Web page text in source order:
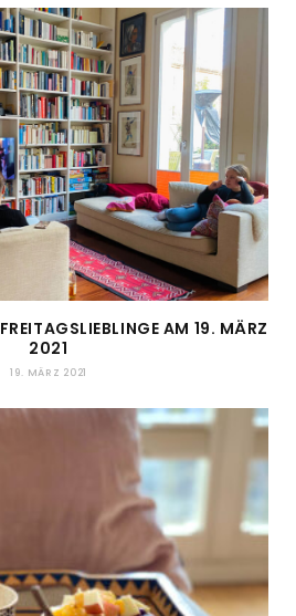
AM 19. MÄRZ
2021
19. MÄRZ 2021